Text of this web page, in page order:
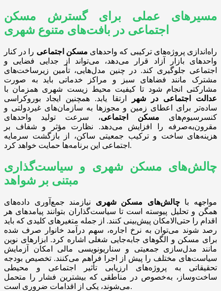
مسیرهای عملی برای گسترش مسکن
اجتماعی در بافت‌های متنوع شهری
راه‌اندازی پروژه‌های ترکیبی که واحدهای مسکن اجتماعی را در کنار
واحدهای بازار آزاد قرار می‌دهد، می‌تواند از جدایی فضایی و
اجتماعی جلوگیری کند. در چنین مدل‌هایی، تأمین زیرساخت‌های
مشترک مانند فضاهای سبز و مراکز خدماتی باید به صورت
مشارکتی انجام شود تا کیفیت محیط زیست شهری همزمان با
عدالت اجتماعی در شهر
ارتقا یابد. همچنین ایجاد بوروکراسی
ساده‌تر برای اعطای زمین و مجوزها به سازمان‌های غیردولتی و
کنسرسیوم‌های مسکن اجتماعی، سرعت تولید واحدهای
مقرون‌به‌صرفه را افزایش می‌دهد. نظارت مؤثر و شفاف بر
هزینه‌های ساخت و ترکیب جمعیتی ساکن، از بازگشت سرمایه
اجتماعی این برنامه‌ها حمایت خواهد کرد.
چالش‌های مسکن شهری و سیاست‌گذاری
مبتنی بر شواهد
مواجهه باچالش‌های مسکن شهری نیازمند جمع‌آوری داده‌های
همگن و تحلیل پیوسته است تا سیاست‌گذاران بتوانند پیامدهای هر
اقدام را حتی‌الامکان پیش‌بینی کنند. از جمله متغیرهای کلیدی که باید
رصد شوند می‌توان به نرخ اجاره، سهم درآمد خانوار صرف شده
برای مسکن و الگوهای جابه‌جایی شغلی اشاره کرد. ابزارهای نوین
مانند مدل‌سازی جمعیتی و سناریونویسی مالی امکان آزمایش
سیاست‌های مختلف را پیش از اجرا فراهم می‌کنند. تخصیص بودجه
تحقیقاتی به پروژه‌های ارزیابی تأثیر اجتماعی و محیطی
ساخت‌وساز، به‌خصوص در مناطقی که بیشترین فشار را متحمل
می‌شوند، یکی از اقدامات ضروری است.